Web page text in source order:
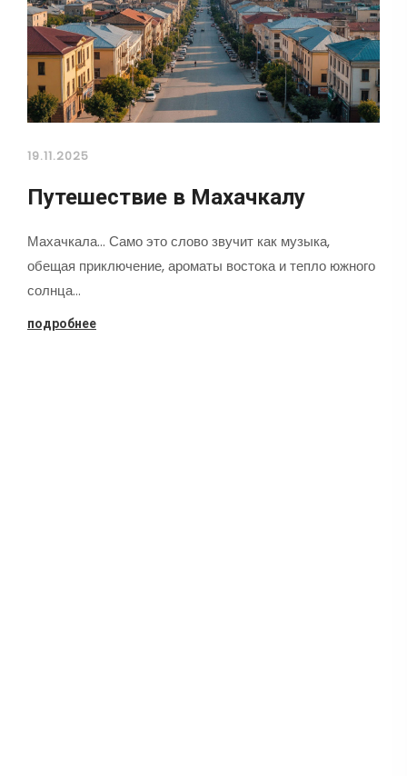
19.11.2025
Путешествие в Махачкалу
Махачкала... Само это слово звучит как музыка,
обещая приключение, ароматы востока и тепло южного
солнца…
подробнее